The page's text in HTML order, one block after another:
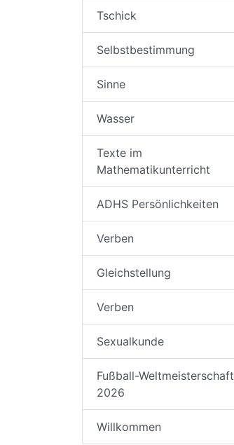
Tschick
Selbstbestimmung
Sinne
Wasser
Texte im
Mathematikunterricht
ADHS Persönlichkeiten
Verben
Gleichstellung
Verben
Sexualkunde
Fußball-Weltmeisterschaft
2026
Willkommen